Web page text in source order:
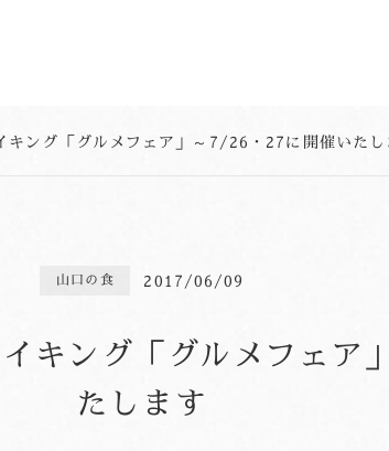
キング「グルメフェア」～7/26・27に開催いた
山口の食 2017/06/09
キング「グルメフェ
たします